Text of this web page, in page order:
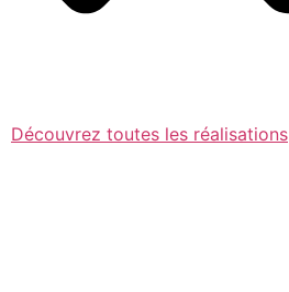
Découvrez toutes les réalisations